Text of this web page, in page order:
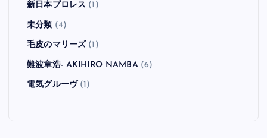
新日本プロレス (1)
未分類 (4)
毛皮のマリーズ (1)
難波章浩- AKIHIRO NAMBA(6)
電気グルーヴ(1)